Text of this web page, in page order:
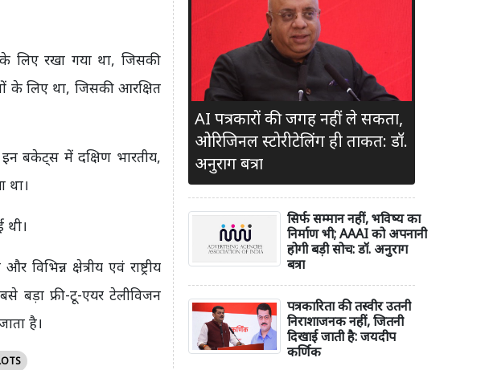
रखा गया था, जिसकी
के लिए था, जिसकी आरक्षित
बकेट्स में दक्षिण भारतीय,
था।
क्षेत्रीय एवं राष्ट्रीय
बड़ा फ्री-टू-एयर टेलीविजन
है।
AI पत्रकारों की जगह नहीं ले सकता,
ओरिजिनल स्टोरीटेलिंग ही ताकत: डॉ.
अनुराग बत्रा
सिर्फ सम्मान नहीं, भविष्य का
निर्माण भी; AAAI को अपनानी
होगी बड़ी सोच: डॉ. अनुराग
बत्रा
पत्रकारिता की तस्वीर उतनी
निराशाजनक नहीं, जितनी
दिखाई जाती है: जयदीप
कर्णिक